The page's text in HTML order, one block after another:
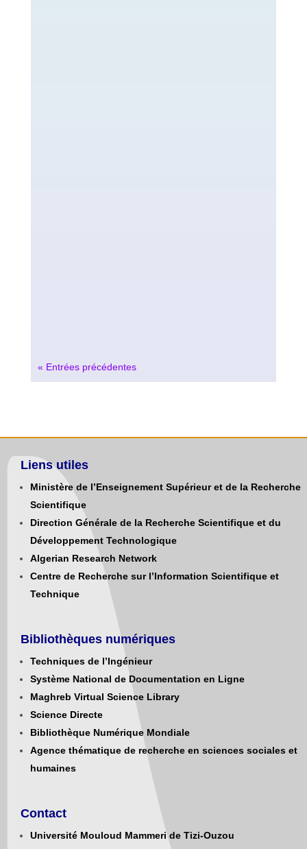
« Entrées précédentes
Liens utiles
Ministère de l’Enseignement Supérieur et de la Recherche
Scientifique
Direction Générale de la Recherche Scientifique et du
Développement Technologique
Algerian Research Network
Centre de Recherche sur l’Information Scientifique et
Technique
Bibliothèques numériques
Techniques de l’Ingénieur
Système National de Documentation en Ligne
Maghreb Virtual Science Library
Science Directe
Bibliothèque Numérique Mondiale
Agence thématique de recherche en sciences sociales et
humaines
Contact
Université Mouloud Mammeri de Tizi-Ouzou